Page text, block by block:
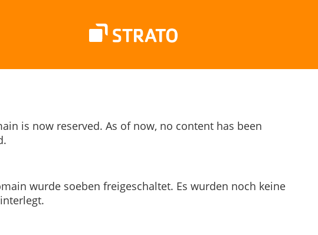
is now reserved. As of now, no content has been
wurde soeben freigeschaltet. Es wurden noch keine